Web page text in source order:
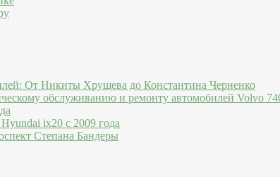
От Никиты Хрущева до Константина Черненко
обслуживанию и ремонту автомобилей Volvo
ix20 c 2009 года
Степана Бандеры